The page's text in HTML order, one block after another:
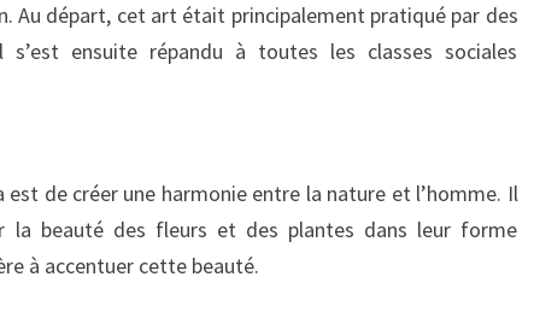
Au départ, cet art était principalement pratiqué par des
ensuite répandu à toutes les classes sociales
est de créer une harmonie entre la nature et l’homme. Il
la beauté des fleurs et des plantes dans leur forme
à accentuer cette beauté.